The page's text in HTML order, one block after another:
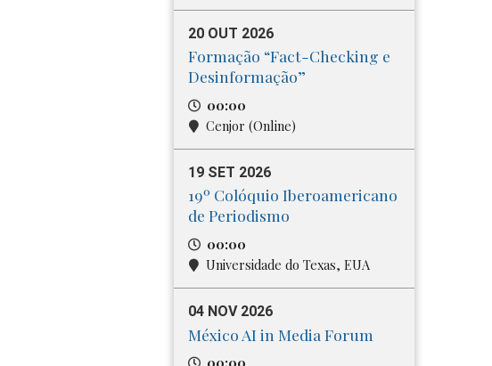
20 OUT 2026
Formação “Fact-Checking e
Desinformação”
00:00
Cenjor (Online)
19 SET 2026
19º Colóquio Iberoamericano
de Periodismo
00:00
Universidade do Texas, EUA
04 NOV 2026
México AI in Media Forum